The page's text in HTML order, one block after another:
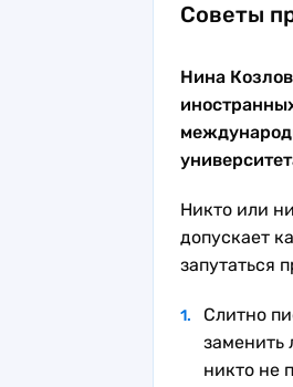
Советы
Нина
Никто или
допускает
запутаться
Слитно
заменить
никто не